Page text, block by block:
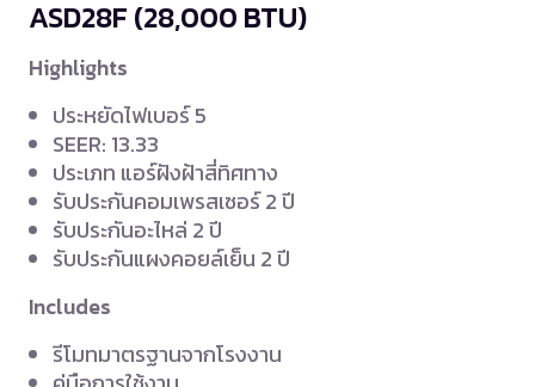
ASD28F (28,000 BTU)
Highlights
ประหยัดไฟเบอร์ 5
SEER: 13.33
ประเภท แอร์ฝังฝ้าสี่ทิศทาง
รับประกันคอมเพรสเซอร์ 2 ปี
รับประกันอะไหล่ 2 ปี
รับประกันแผงคอยล์เย็น 2 ปี
Includes
รีโมทมาตรฐานจากโรงงาน